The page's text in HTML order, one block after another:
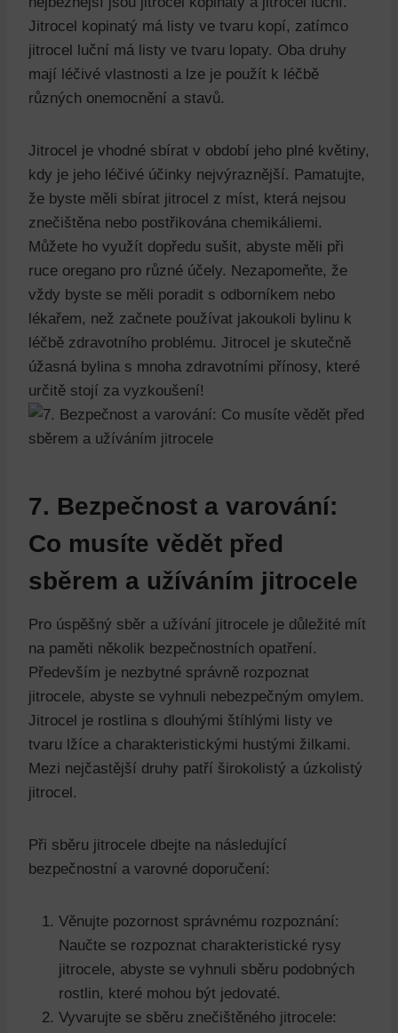
Jitrocel kopinatý má listy ve tvaru kopí, zatímco
jitrocel luční má listy ve tvaru lopaty. Oba druhy
mají léčivé vlastnosti a lze je použít k léčbě
různých onemocnění a stavů.
Jitrocel je vhodné sbírat v období jeho plné květiny,
kdy je jeho léčivé účinky nejvýraznější. Pamatujte,
že byste měli sbírat jitrocel z míst, která nejsou
znečištěna nebo postřikována chemikáliemi.
Můžete ho využít dopředu sušit, abyste měli při
ruce oregano pro různé účely. Nezapomeňte, že
vždy byste se měli poradit s odborníkem nebo
lékařem, než začnete používat jakoukoli bylinu k
léčbě zdravotního problému. Jitrocel je skutečně
úžasná bylina s mnoha zdravotními přínosy, které
určitě stojí za vyzkoušení!
7. Bezpečnost a varování:
Co musíte vědět před
sběrem a užíváním jitrocele
Pro úspěšný sběr a užívání jitrocele je důležité mít
na paměti několik bezpečnostních opatření.
Především je nezbytné správně rozpoznat
jitrocele, abyste se vyhnuli nebezpečným omylem.
Jitrocel je rostlina s dlouhými štíhlými listy ve
tvaru lžíce a charakteristickými hustými žilkami.
Mezi nejčastější druhy patří širokolistý a úzkolistý
jitrocel.
Při sběru jitrocele dbejte na následující
bezpečnostní a varovné doporučení:
Věnujte pozornost správnému rozpoznání:
Naučte se rozpoznat charakteristické rysy
jitrocele, abyste se vyhnuli sběru podobných
rostlin, které mohou být jedovaté.
Vyvarujte se sběru znečištěného jitrocele: